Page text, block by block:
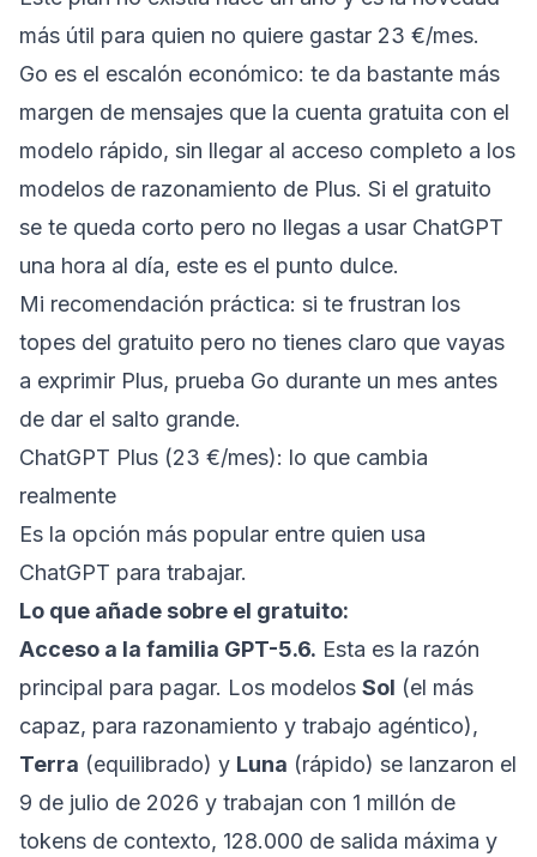
más útil para quien no quiere gastar 23 €/mes.
Go es el escalón económico: te da bastante más
margen de mensajes que la cuenta gratuita con el
modelo rápido, sin llegar al acceso completo a los
modelos de razonamiento de Plus. Si el gratuito
se te queda corto pero no llegas a usar ChatGPT
una hora al día, este es el punto dulce.
Mi recomendación práctica: si te frustran los
topes del gratuito pero no tienes claro que vayas
a exprimir Plus, prueba Go durante un mes antes
de dar el salto grande.
ChatGPT Plus (23 €/mes): lo que cambia
realmente
Es la opción más popular entre quien usa
ChatGPT para trabajar.
Lo que añade sobre el gratuito:
Acceso a la familia GPT-5.6. Esta es la razón
principal para pagar. Los modelos Sol (el más
capaz, para razonamiento y trabajo agéntico),
Terra (equilibrado) y Luna (rápido) se lanzaron el
9 de julio de 2026 y trabajan con 1 millón de
tokens de contexto, 128.000 de salida máxima y